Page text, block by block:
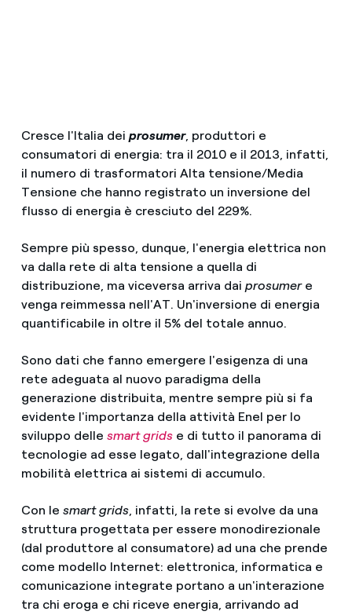
Cresce l'Italia dei prosumer, produttori e
consumatori di energia: tra il 2010 e il 2013, infatti,
il numero di trasformatori Alta tensione/Media
Tensione che hanno registrato un inversione del
flusso di energia è cresciuto del 229%.
Sempre più spesso, dunque, l'energia elettrica non
va dalla rete di alta tensione a quella di
distribuzione, ma viceversa arriva dai prosumere
venga reimmessa nell'AT. Un'inversione di energia
quantificabile in oltre il 5% del totale annuo.
Sono dati che fanno emergere l'esigenza di una
rete adeguata al nuovo paradigma della
generazione distribuita, mentre sempre più si fa
evidente l'importanza della attività Enel per lo
sviluppo delle smart gridse di tutto il panorama di
tecnologie ad esse legato, dall'integrazione della
mobilità elettrica ai sistemi di accumulo.
Con le smart grids, infatti, la rete si evolve da una
struttura progettata per essere monodirezionale
(dal produttore al consumatore) ad una che prende
come modello Internet: elettronica, informatica e
comunicazione integrate portano a un'interazione
tra chi eroga e chi riceve energia, arrivando ad